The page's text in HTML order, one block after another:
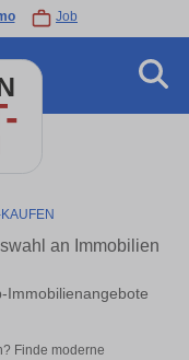
Job
an Immobilien
Immobilienangebote
Finde moderne